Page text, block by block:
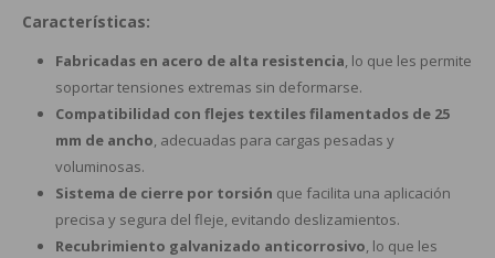
Características:
Fabricadas en acero de alta resistencia, lo que les permite
soportar tensiones extremas sin deformarse.
Compatibilidad con flejes textiles filamentados de 25
mm de ancho, adecuadas para cargas pesadas y
voluminosas.
Sistema de cierre por torsión que facilita una aplicación
precisa y segura del fleje, evitando deslizamientos.
Recubrimiento galvanizado anticorrosivo, lo que les